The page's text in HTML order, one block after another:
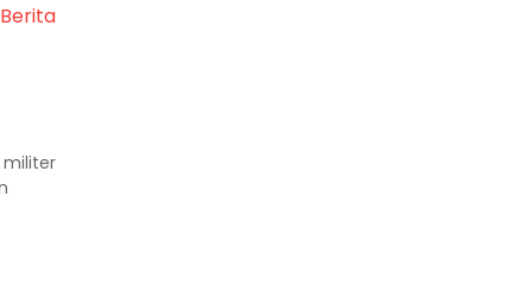
militer